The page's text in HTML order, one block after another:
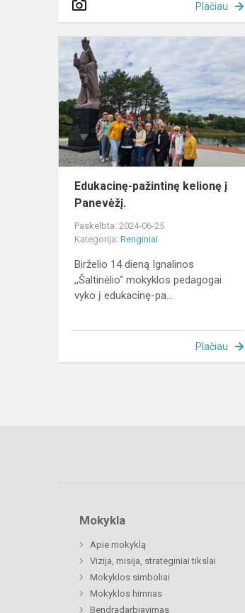
Plačiau
Edukacinę-pažintinę kelionę į
Panevėžį.
Paskelbta: 2024-06-25
Kategorija: Renginiai
Birželio 14 dieną Ignalinos
,,Šaltinėlio“ mokyklos pedagogai
vyko į edukacinę-pa...
Plačiau
Mokykla
Apie mokyklą
Vizija, misija, strateginiai tikslai
Mokyklos simboliai
Mokyklos himnas
Bendradarbiavimas